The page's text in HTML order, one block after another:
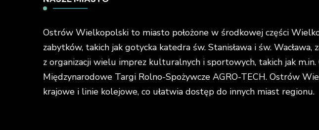
Ostrów Wielkopolski to miasto położone w środkowej części
zabytków, takich jak gotycka katedra św. Stanisława i św.
z organizacji wielu imprez kulturalnych i sportowych, takich jak
Międzynarodowe Targi Rolno-Spożywcze AGRO-TECH. Ostrów
krajowe i linie kolejowe, co ułatwia dostęp do innych miast regionu.